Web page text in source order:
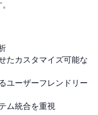
たカスタマイズ可能な
ユーザーフレンドリー
ム統合を重視